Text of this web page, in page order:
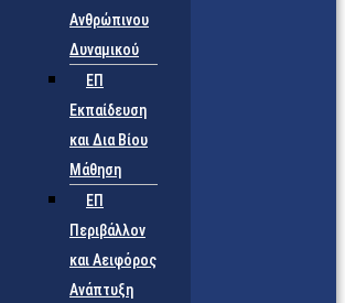
Ανθρώπινου
Δυναμικού
ΕΠ
Εκπαίδευση
και Δια Βίου
Μάθηση
ΕΠ
Περιβάλλον
και Αειφόρος
Ανάπτυξη